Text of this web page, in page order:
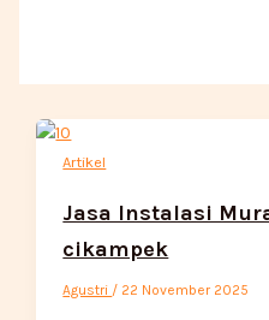
Artikel
Jasa Instalasi
cikampek
Agustri / 22 November 2025